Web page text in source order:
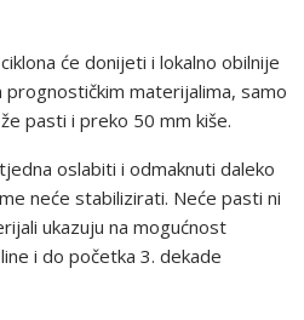
će donijeti i lokalno obilnije
materijalima, samo
pasti i preko 50 mm kiše.
oslabiti i odmaknuti daleko
neće stabilizirati. Neće pasti ni
ukazuju na mogućnost
i do početka 3. dekade